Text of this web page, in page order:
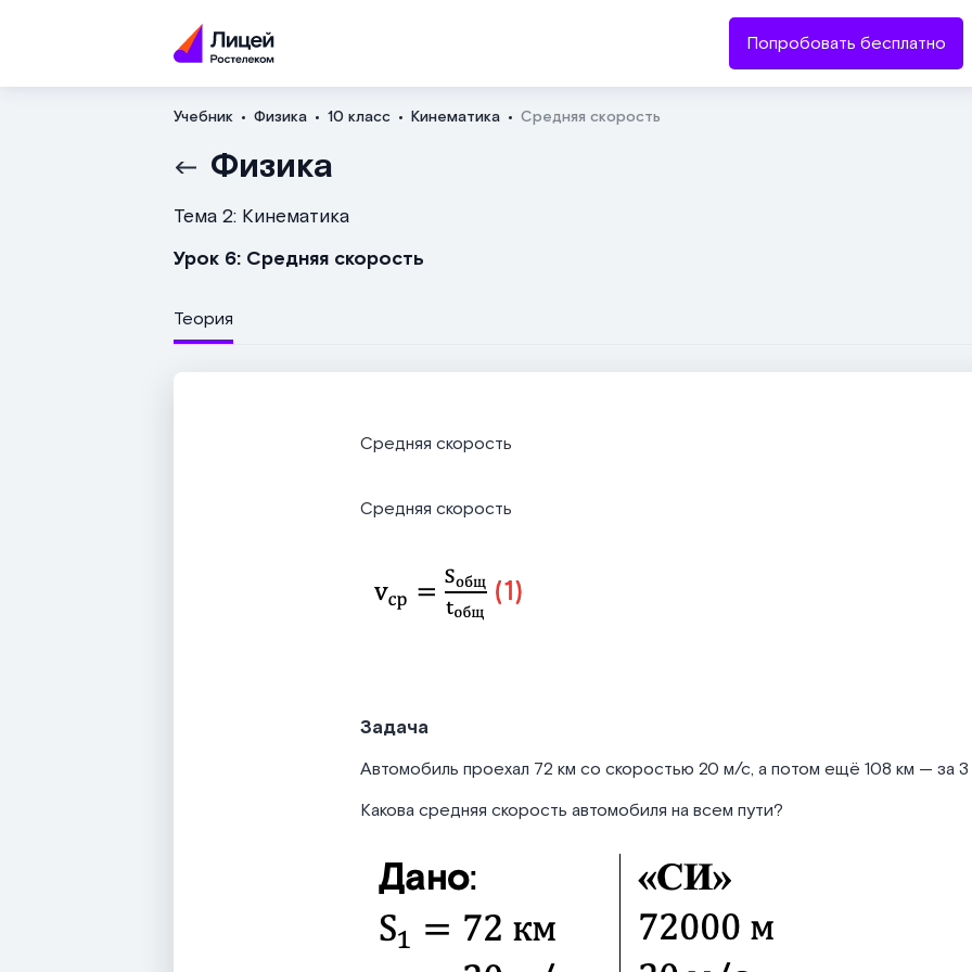
Попробовать бесплатно
Учебник Физика 10 класс Кинематика Cредняя скорость
Физика
Тема 2: Кинематика
Урок 6: Cредняя скорость
Теория
Средняя скорость
Средняя скорость
Задача
Автомобиль проехал 72 км со скоростью 20 м/с, а потом ещё 108 км — за 3
Какова средняя скорость автомобиля на всем пути?